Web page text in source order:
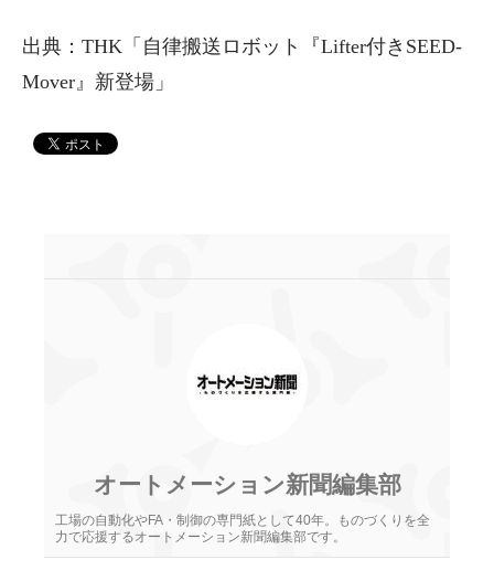
出典：THK「自律搬送ロボット『Lifter付きSEED-
Mover』新登場」
オートメーション新聞編集部
工場の自動化やFA・制御の専門紙として40年。ものづくりを全
力で応援するオートメーション新聞編集部です。